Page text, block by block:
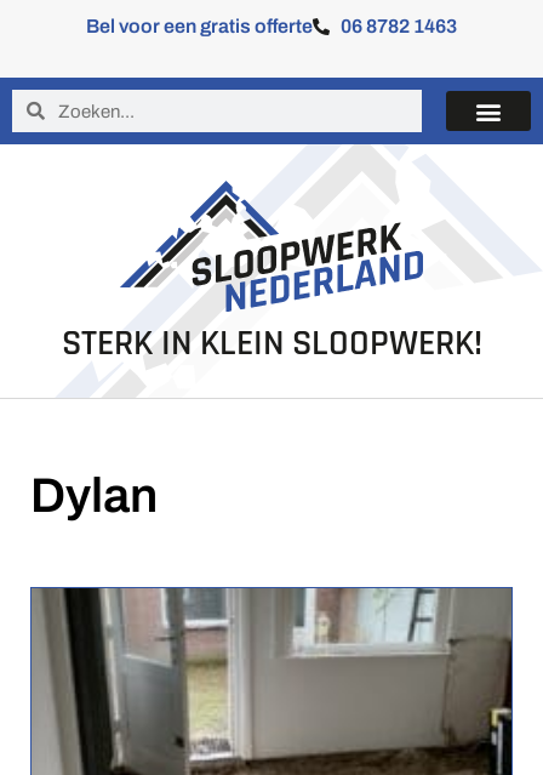
Bel voor een gratis offerte 06 8782 1463
STERK IN KLEIN SLOOPWERK!
Dylan